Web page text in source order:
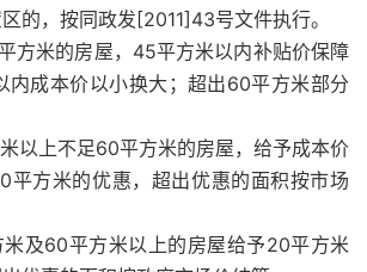
的，按同政发[2011]43号文件执行。
方米的房屋，45平方米以内补贴价保障
内成本价以小换大；超出60平方米部分
以上不足60平方米的房屋，给予成本价
平方米的优惠，超出优惠的面积按市场
米及60平方米以上的房屋给予20平方米